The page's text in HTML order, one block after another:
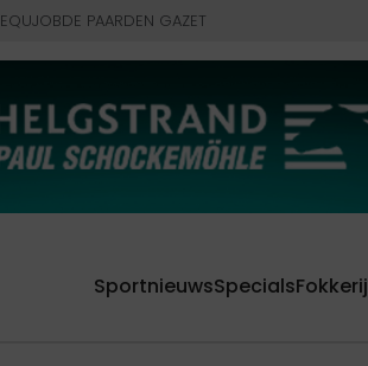
EQUJOBDE PAARDEN GAZET
SportnieuwsSpecialsFokkerij